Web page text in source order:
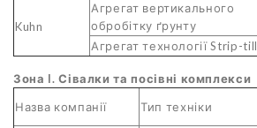
Kuhn
Агрегат вертикального
обробітку ґрунту
Агрегат технології Strip-till
Зона I. Сівалки та посівні комплекси
Назва компанії
Тип техніки